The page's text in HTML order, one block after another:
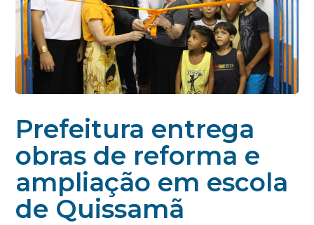
Prefeitura entrega
obras de reforma e
ampliação em escola
de Quissamã